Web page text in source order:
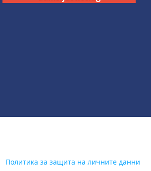
Политика за защита на личните данни